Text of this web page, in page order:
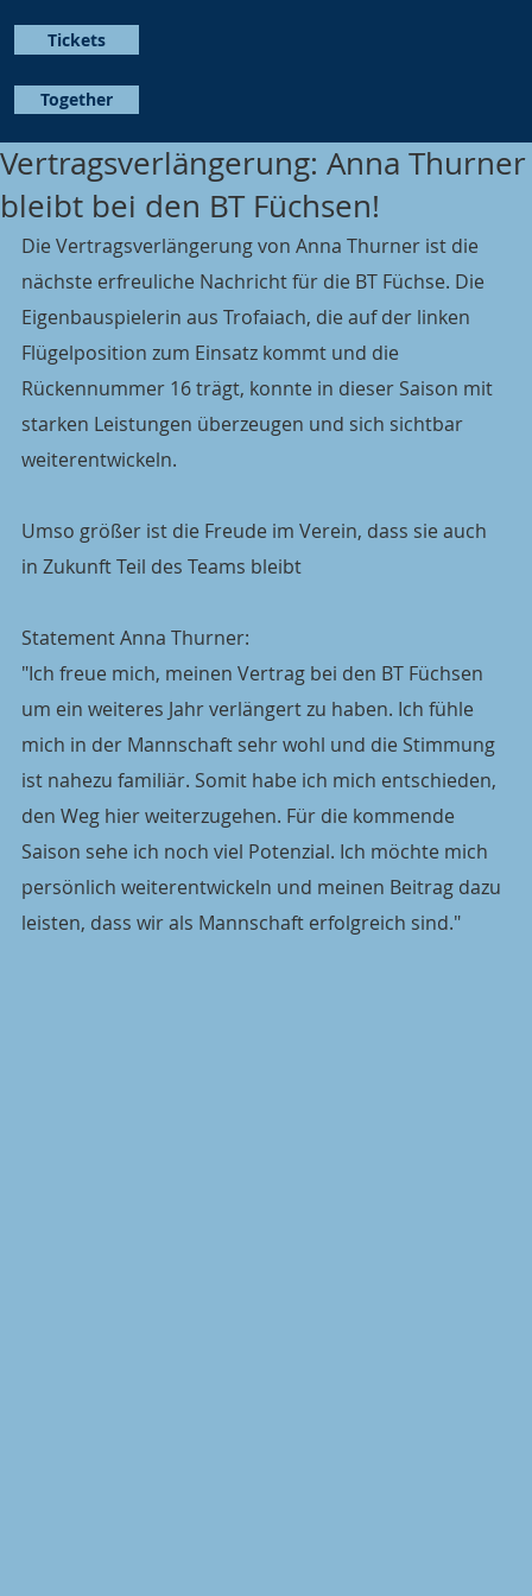
Together
Tickets
Vertragsverlängerung: Anna Thurner
bleibt bei den BT Füchsen!
Die Vertragsverlängerung von Anna Thurner ist die
nächste erfreuliche Nachricht für die BT Füchse. Die
Eigenbauspielerin aus Trofaiach, die auf der linken
Flügelposition zum Einsatz kommt und die
Rückennummer 16 trägt, konnte in dieser Saison mit
starken Leistungen überzeugen und sich sichtbar
weiterentwickeln.
Umso größer ist die Freude im Verein, dass sie auch
in Zukunft Teil des Teams bleibt
Statement Anna Thurner:
"Ich freue mich, meinen Vertrag bei den BT Füchsen
um ein weiteres Jahr verlängert zu haben. Ich fühle
mich in der Mannschaft sehr wohl und die Stimmung
ist nahezu familiär. Somit habe ich mich entschieden,
den Weg hier weiterzugehen. Für die kommende
Saison sehe ich noch viel Potenzial. Ich möchte mich
persönlich weiterentwickeln und meinen Beitrag dazu
leisten, dass wir als Mannschaft erfolgreich sind."